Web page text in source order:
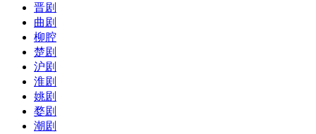
晋剧
曲剧
柳腔
楚剧
沪剧
淮剧
姚剧
婺剧
潮剧